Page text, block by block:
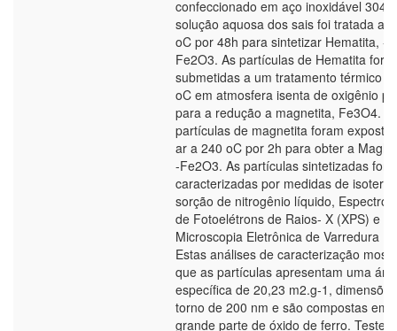
confeccionado em aço inoxidável 304.
solução aquosa dos sais foi tratada a
oC por 48h para sintetizar Hematita, -
Fe2O3. As partículas de Hematita
submetidas a um tratamento térmico a
oC em atmosfera isenta de oxigênio
para a redução a magnetita, Fe3O4.
partículas de magnetita foram
ar a 240 oC por 2h para obter a
-Fe2O3. As partículas sintetizadas
caracterizadas por medidas de
sorção de nitrogênio líquido,
de Fotoelétrons de Raios- X (XPS) e
Microscopia Eletrônica de Varredura
Estas análises de caracterização
que as partículas apresentam uma
específica de 20,23 m2.g-1,
torno de 200 nm e são compostas em
grande parte de óxido de ferro. Testes